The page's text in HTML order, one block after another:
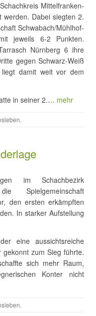
Mittelfranken-
Dabei siegten 2.
Schwabach/Mühlhof-
jeweils 6-2 Punkten.
Nürnberg 6 ihre
gegen Schwarz-Weiß
damit weit vor dem
in seiner 2.… mehr
.
im Schachbezirk
Spielgemeinschaft
den ersten erkämpften
In starker Aufstellung
eine aussichtsreiche
zum Sieg führte.
sich mehr Raum,
Konter nicht
.